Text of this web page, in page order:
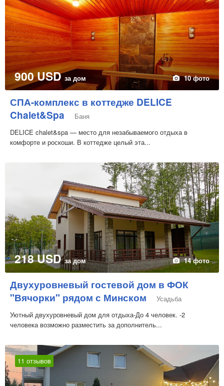
900 USDза дом 10 фото
СПА-комплекс в коттедже DELICE
Chalet&Spa
Баня
DELICE chalet&spa — место для незабываемого отдыха в
комфорте и роскоши. В коттедже целый эта...
218 USDза дом 14 фото
Двухуровневый гостевой дом в ФОК
"Вячорки" рядом с Минском
Усадьба
Уютный двухуровневый дом для отдыха-До 4 человек. -2
человека возможно разместить за дополнитель...
11 отзывов